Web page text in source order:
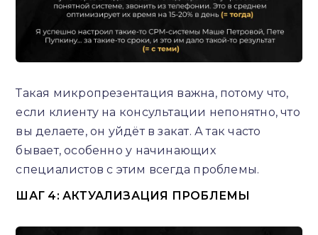
Такая микропрезентация важна, потому что,
если клиенту на консультации непонятно, что
вы делаете, он уйдёт в закат. А так часто
бывает, особенно у начинающих
специалистов с этим всегда проблемы.
ШАГ 4: АКТУАЛИЗАЦИЯ ПРОБЛЕМЫ